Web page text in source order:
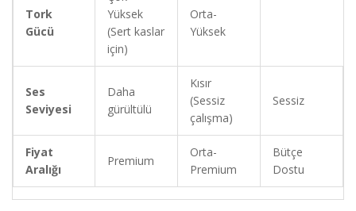
Tork
Gücü
Yüksek
(Sert kaslar
için)
Orta-
Yüksek
Ses
Seviyesi
Daha
gürültülü
Kısır
(Sessiz
çalışma)
Sessiz
Fiyat
Aralığı
Premium
Orta-
Premium
Bütçe
Dostu